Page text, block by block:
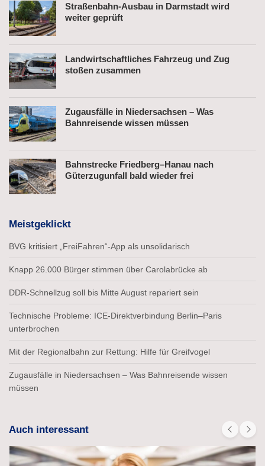
Straßenbahn-Ausbau in Darmstadt wird
weiter geprüft
Landwirtschaftliches Fahrzeug und Zug
stoßen zusammen
Zugausfälle in Niedersachsen – Was
Bahnreisende wissen müssen
Bahnstrecke Friedberg–Hanau nach
Güterzugunfall bald wieder frei
Meistgeklickt
BVG kritisiert „FreiFahren“-App als unsolidarisch
Knapp 26.000 Bürger stimmen über Carolabrücke ab
DDR-Schnellzug soll bis Mitte August repariert sein
Technische Probleme: ICE-Direktverbindung Berlin–Paris
unterbrochen
Mit der Regionalbahn zur Rettung: Hilfe für Greifvogel
Zugausfälle in Niedersachsen – Was Bahnreisende wissen
müssen
Auch interessant